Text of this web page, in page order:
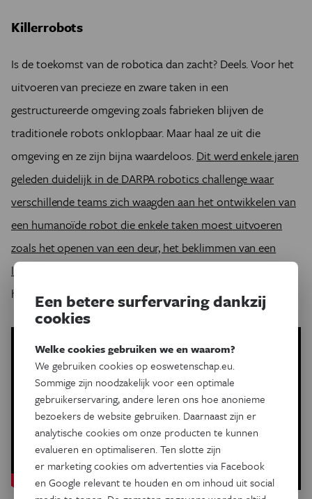
Killerrobots
Is de toekomst van de robotica dan zacht? Deels.Voor het
uitvoeren van precieze en zware taken in een
gestructureerde omgeving zoals fabrieken blijven de
traditionele robots onklopbaar. Maar haal ze uit die
omgeving en ze zijn bijna waardeloos. Dit werd enkele jaren
geleden duidelijk in de DARPA robotics challenge waar
verschillende teams zich waagden aan het ontwikkelen van
een humanoïde robot die enkele taken moest uitvoeren
zoals het openen van een deur, het beklimmen van een
ladder en het sluiten van een ventiel.
hier spectaculair in.
Een betere surfervaring dankzij
cookies
Welke cookies gebruiken we en waarom?
We gebruiken cookies op eoswetenschap.eu.
Sommige zijn noodzakelijk voor een optimale
gebruikerservaring, andere leren ons hoe anonieme
bezoekers de website gebruiken. Daarnaast zijn er
analytische cookies om onze producten te kunnen
evalueren en optimaliseren. Ten slotte zijn
er marketing cookies om advertenties via Facebook
en Google relevant te houden en om inhoud uit social